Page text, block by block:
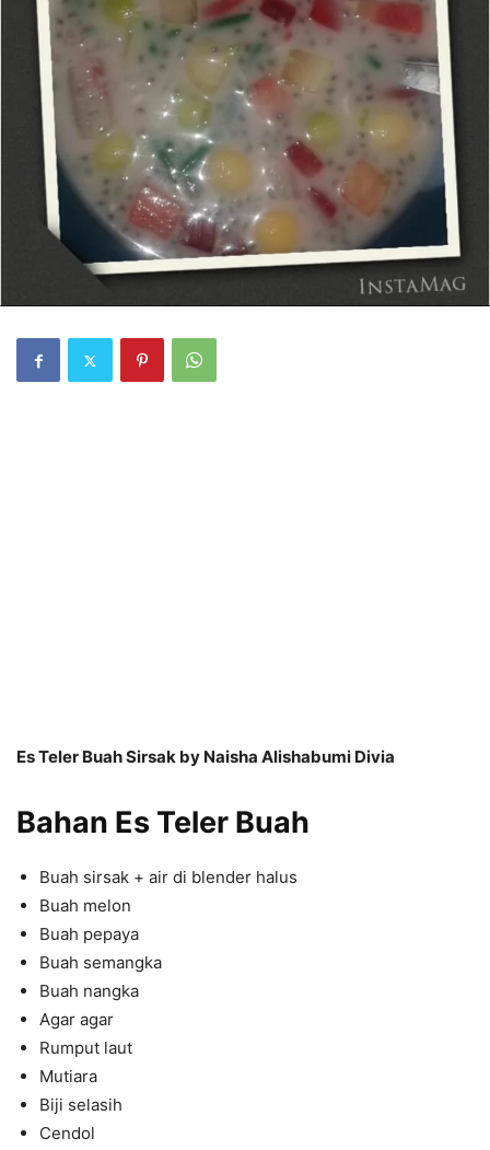
Es Teler Buah Sirsak by Naisha Alishabumi Divia
Bahan Es Teler Buah
Buah sirsak + air di blender halus
Buah melon
Buah pepaya
Buah semangka
Buah nangka
Agar agar
Rumput laut
Mutiara
Biji selasih
Cendol